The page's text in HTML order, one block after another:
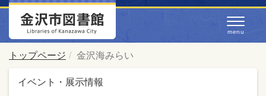
トップページ 金沢海みらい
イベント・展示情報